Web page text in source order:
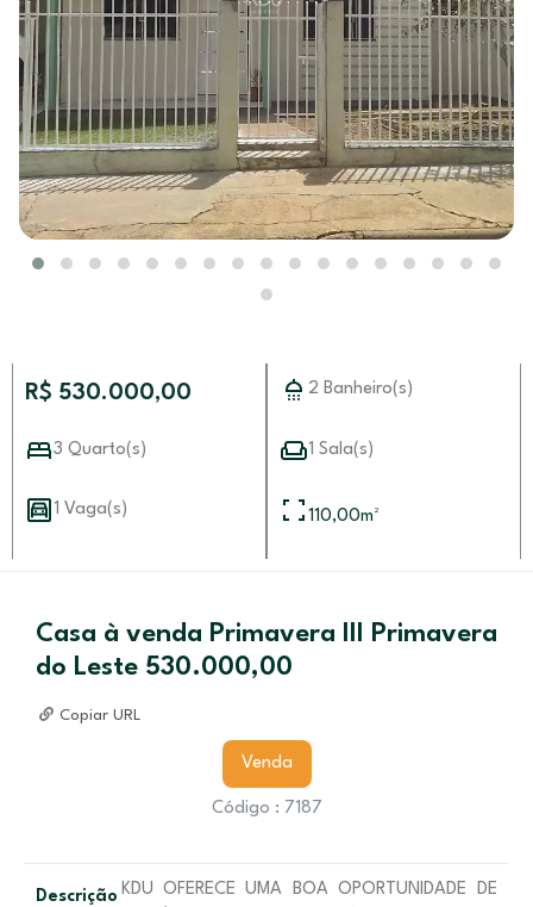
R$ 530.000,00 2 Banheiro(s)
3 Quarto(s) 1 Sala(s)
1 Vaga(s) 110,00m²
Casa à venda Primavera III Primavera
do Leste 530.000,00
Copiar URL
Venda
Código : 7187
Descrição KDU OFERECE UMA BOA OPORTUNIDADE DE